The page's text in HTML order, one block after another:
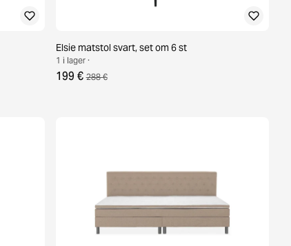
Elsie matstol svart, set om 6 st
1 i lager ·
199 € 288 €